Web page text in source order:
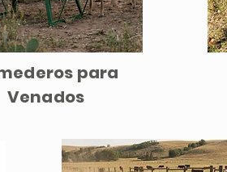
para
Venados